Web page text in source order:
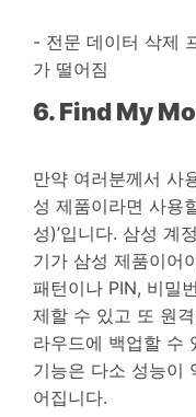
- 전문 데이터 삭제
가 떨어짐
6. Find My
만약 여러분께서 사
성 제품이라면 사용
성)’입니다. 삼성 계
기가 삼성 제품이어
패턴이나 PIN, 비밀
제할 수 있고 또 원
라우드에 백업할 수
기능은 다소 성능이
어집니다.